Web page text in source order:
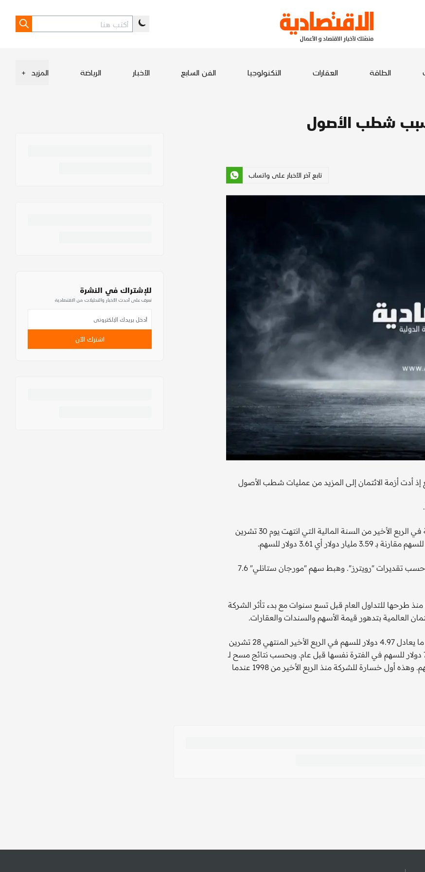
الطاقة العقارات التكنولوجيا الفن السابع الأخبار الرياضة المزيد +
شطب الأصول
تابع آخر الأخبار على واتساب
أدت أزمة الائتمان إلى المزيد من عمليات شطب الأصول
وقال البنك ومقره نيويورك أمس، إن خسائره من الأنشطة الرئيسية في الربع الأخير من السنة المالية التي انتهت يوم 30 تشرين
وأشار متوسط توقعات المحللين إلى خسائر قدرها 33 سنتا للسهم حسب تقديرات "رويترز". وهبط سهم "مورجان ستانلي" 7.6
للتداول العام قبل تسع سنوات مع بدء تأثر الشركة
العالمية بتدهور قيمة الأسهم والسندات والعقارات.
ومني "جولدمان ساكس" بخسارة صافية قدرها 2.12 مليار دولار أي ما يعادل 4.97 دولار للسهم في الربع الأخير المنتهي 28 تشرين
الثاني (نوفمبر) وذلك مقارنة بربح صاف بلغ 3.2 مليار دولار أو 7.014 دولار للسهم في الفترة نفسها قبل عام. وبحسب نتائج مسح لـ
"رويترز" توقع المحللون في المتوسط خسارة قدرها 3.73 دولار للسهم. وهذه أول خسارة للشركة منذ الربع الأخير من 1998 عندما
للإشتراك في النشرة
تعرف على أحدث الأخبار والتحليلات من الاقتصادية
اشترك الآن